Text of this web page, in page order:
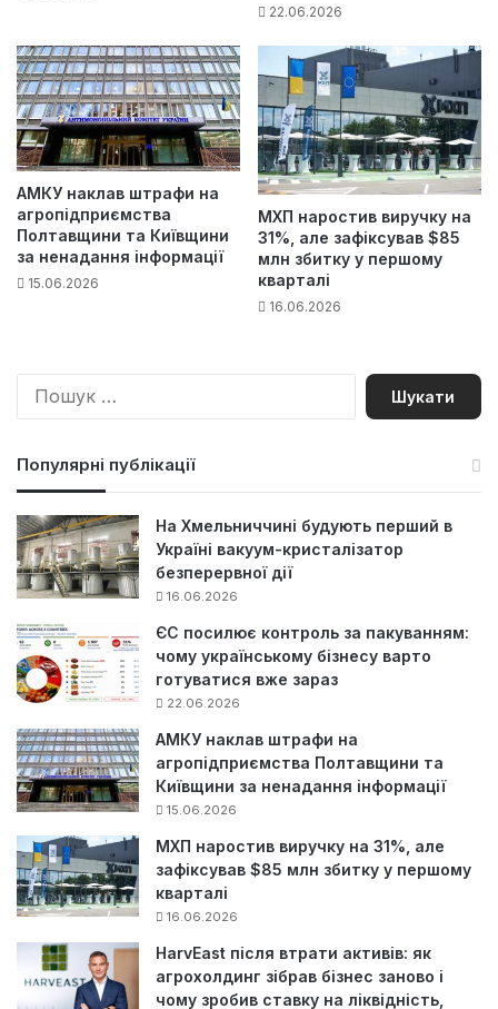
22.06.2026
АМКУ наклав штрафи на
агропідприємства
Полтавщини та Київщини
за ненадання інформації
15.06.2026
МХП наростив виручку на
31%, але зафіксував $85
млн збитку у першому
кварталі
16.06.2026
П
Популярні публікації
На Хмельниччині будують перший в
Україні вакуум-кристалізатор
безперервної дії
16.06.2026
ЄС посилює контроль за пакуванням:
чому українському бізнесу варто
готуватися вже зараз
22.06.2026
АМКУ наклав штрафи на
агропідприємства Полтавщини та
Київщини за ненадання інформації
15.06.2026
МХП наростив виручку на 31%, але
зафіксував $85 млн збитку у першому
кварталі
16.06.2026
HarvEast після втрати активів: як
агрохолдинг зібрав бізнес заново і
чому зробив ставку на ліквідність,